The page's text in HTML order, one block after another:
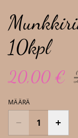
10kpl
20,00 €
MÄÄRÄ